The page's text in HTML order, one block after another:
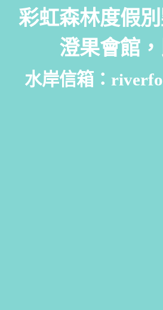
彩虹森林度假
澄果會館
水岸信箱：